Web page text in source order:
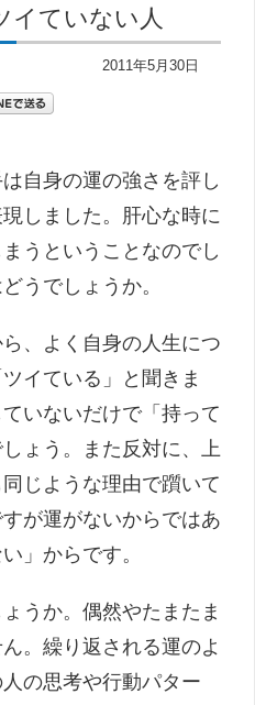
イていない人
2011年5月30日
自身の運の強さを評し
しました。肝心な時に
うということなのでし
うでしょうか。
、よく自身の人生につ
イている」と聞きま
いないだけで「持って
ょう。また反対に、上
じような理由で躓いて
が運がないからではあ
」からです。
うか。偶然やたまたま
。繰り返される運のよ
の思考や行動パター